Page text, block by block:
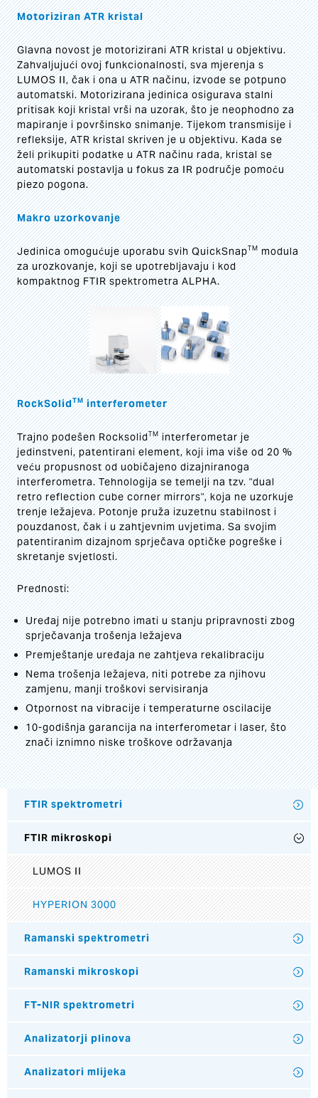
Motoriziran ATR kristal
Glavna novost je motorizirani ATR kristal u objektivu.
Zahvaljujući ovoj funkcionalnosti, sva mjerenja s
LUMOS II, čak i ona u ATR načinu, izvode se potpuno
automatski. Motorizirana jedinica osigurava stalni
pritisak koji kristal vrši na uzorak, što je neophodno za
mapiranje i površinsko snimanje. Tijekom transmisije i
refleksije, ATR kristal skriven je u objektivu. Kada se
želi prikupiti podatke u ATR načinu rada, kristal se
automatski postavlja u fokus za IR područje pomoću
piezo pogona.
Makro uzorkovanje
Jedinica omogućuje uporabu svih QuickSnapTMmodula
za urozkovanje, koji se upotrebljavaju i kod
kompaktnog FTIR spektrometra ALPHA.
RockSolidTMinterferometer
Trajno podešen RocksolidTMinterferometar je
jedinstveni, patentirani element, koji ima više od 20 %
veću propusnost od uobičajeno dizajniranoga
interferometra. Tehnologija se temelji na tzv. "dual
retro reflection cube corner mirrors", koja ne uzorkuje
trenje ležajeva. Potonje pruža izuzetnu stabilnost i
pouzdanost, čak i u zahtjevnim uvjetima. Sa svojim
patentiranim dizajnom sprječava optičke pogreške i
skretanje svjetlosti.
Prednosti:
Uređaj nije potrebno imati u stanju pripravnosti zbog
sprječavanja trošenja ležajeva
Premještanje uređaja ne zahtjeva rekalibraciju
Nema trošenja ležajeva, niti potrebe za njihovu
zamjenu, manji troškovi servisiranja
Otpornost na vibracije i temperaturne oscilacije
10-godišnja garancija na interferometar i laser, što
znači iznimno niske troškove održavanja
FTIR spektrometri
FTIR mikroskopi
LUMOS II
HYPERION 3000
Ramanski spektrometri
Ramanski mikroskopi
FT-NIR spektrometri
Analizatorji plinova
Analizatori mlijeka